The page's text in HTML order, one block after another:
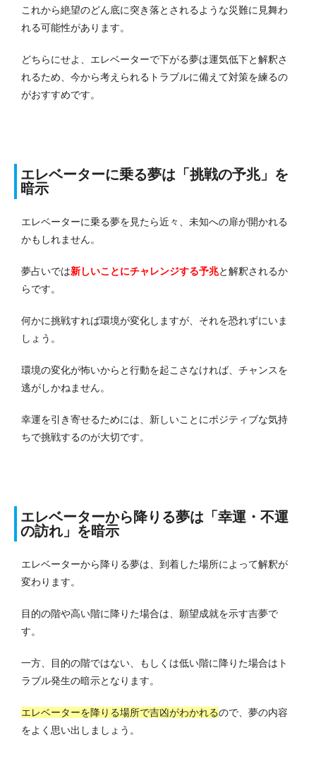
これから絶望のどん底に突き落とされるような災難に見舞わ
れる可能性があります。
どちらにせよ、エレベーターで下がる夢は運気低下と解釈さ
れるため、今から考えられるトラブルに備えて対策を練るの
がおすすめです。
エレベーターに乗る夢は「挑戦の予兆」を
暗示
エレベーターに乗る夢を見たら近々、未知への扉が開かれる
かもしれません。
夢占いでは新しいことにチャレンジする予兆と解釈されるか
らです。
何かに挑戦すれば環境が変化しますが、それを恐れずにいま
しょう。
環境の変化が怖いからと行動を起こさなければ、チャンスを
逃がしかねません。
幸運を引き寄せるためには、新しいことにポジティブな気持
ちで挑戦するのが大切です。
エレベーターから降りる夢は「幸運・不運
の訪れ」を暗示
エレベーターから降りる夢は、到着した場所によって解釈が
変わります。
目的の階や高い階に降りた場合は、願望成就を示す吉夢で
す。
一方、目的の階ではない、もしくは低い階に降りた場合はト
ラブル発生の暗示となります。
エレベーターを降りる場所で吉凶がわかれるので、夢の内容
をよく思い出しましょう。